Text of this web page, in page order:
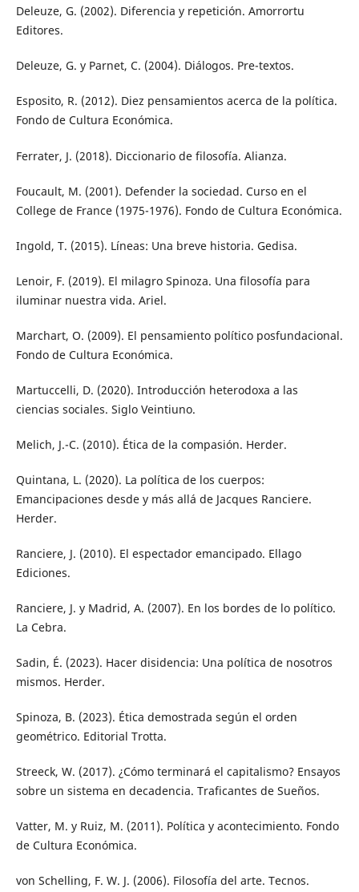
Deleuze, G. (2002). Diferencia y repetición. Amorrortu
Editores.
Deleuze, G. y Parnet, C. (2004). Diálogos. Pre-textos.
Esposito, R. (2012). Diez pensamientos acerca de la política.
Fondo de Cultura Económica.
Ferrater, J. (2018). Diccionario de filosofía. Alianza.
Foucault, M. (2001). Defender la sociedad. Curso en el
College de France (1975-1976). Fondo de Cultura Económica.
Ingold, T. (2015). Líneas: Una breve historia. Gedisa.
Lenoir, F. (2019). El milagro Spinoza. Una filosofía para
iluminar nuestra vida. Ariel.
Marchart, O. (2009). El pensamiento político posfundacional.
Fondo de Cultura Económica.
Martuccelli, D. (2020). Introducción heterodoxa a las
ciencias sociales. Siglo Veintiuno.
Melich, J.-C. (2010). Ética de la compasión. Herder.
Quintana, L. (2020). La política de los cuerpos:
Emancipaciones desde y más allá de Jacques Ranciere.
Herder.
Ranciere, J. (2010). El espectador emancipado. Ellago
Ediciones.
Ranciere, J. y Madrid, A. (2007). En los bordes de lo político.
La Cebra.
Sadin, É. (2023). Hacer disidencia: Una política de nosotros
mismos. Herder.
Spinoza, B. (2023). Ética demostrada según el orden
geométrico. Editorial Trotta.
Streeck, W. (2017). ¿Cómo terminará el capitalismo? Ensayos
sobre un sistema en decadencia. Traficantes de Sueños.
Vatter, M. y Ruiz, M. (2011). Política y acontecimiento. Fondo
de Cultura Económica.
von Schelling, F. W. J. (2006). Filosofía del arte. Tecnos.